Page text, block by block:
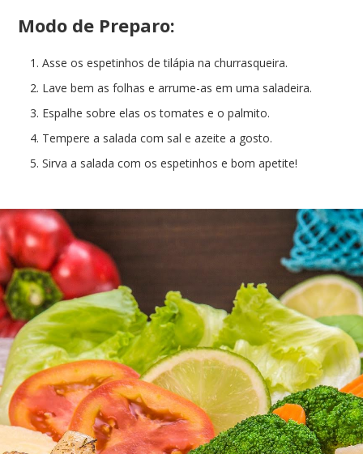
Modo de Preparo:
Asse os espetinhos de tilápia na churrasqueira.
Lave bem as folhas e arrume-as em uma saladeira.
Espalhe sobre elas os tomates e o palmito.
Tempere a salada com sal e azeite a gosto.
Sirva a salada com os espetinhos e bom apetite!